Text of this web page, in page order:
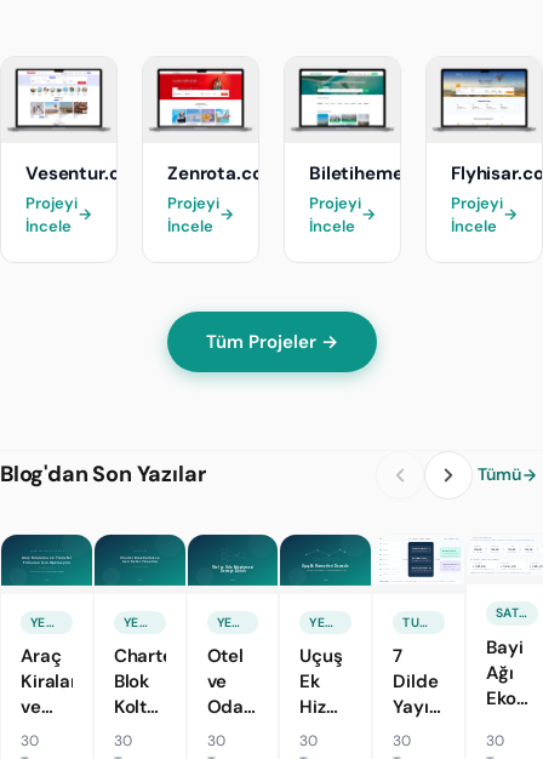
Vesentur.com
Projeyi
İncele
→
Zenrota.com
Projeyi
İncele
→
Biletihemenal.com
Projeyi
İncele
→
Projeyi
İncele
→
Tüm Projeler →
Blog'dan Son Yazılar Tümü
YENI ÖZELLIK
Araç
Kiralama
ve
Transfer
30
YENI ÖZELLIK
Charter
Blok
Koltuk
ve
30
YENI ÖZELLIK
Otel
ve
Oda
Eşleştirmesini
30
YENI ÖZELLIK
Uçuş
Ek
Hizmetlerini
Aktif
30
TURIZM TEKNOLOJILERI
7
Dilde
Yayındasınız
ama
30
SATIŞ & PAZARLAMA
Bayi
Ağı
Zinciri,
30